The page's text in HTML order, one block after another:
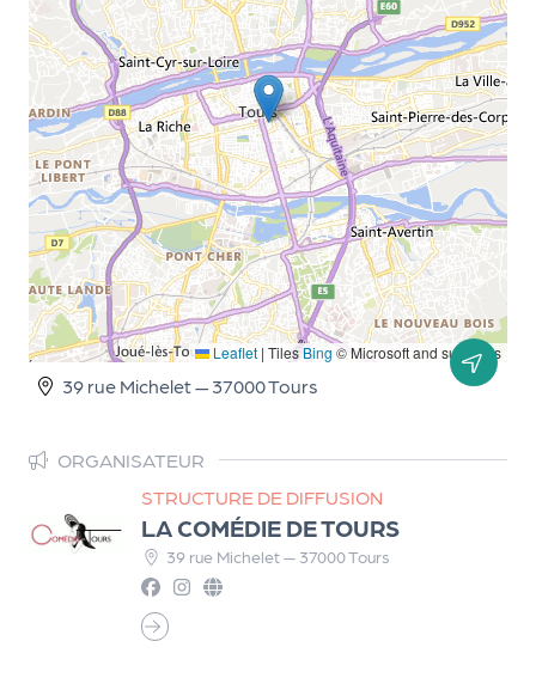
Leaflet | TilesBing © Microsoft and suppliers
39 rue Michelet — 37000 Tours
ORGANISATEUR
STRUCTURE DE DIFFUSION
LA COMÉDIE DE TOURS
39 rue Michelet — 37000 Tours
L
e
k
it
d
e
l'
o
r
g
a
n
i
s
a